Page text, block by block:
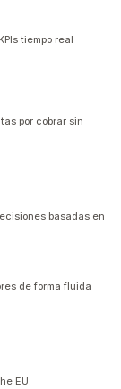
tiempo real
por cobrar sin
basadas en
de forma fluida
EU.